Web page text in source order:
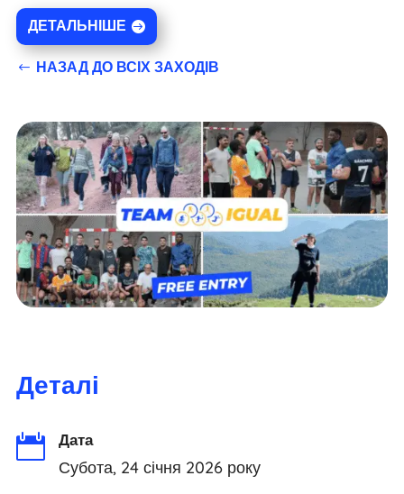
ДЕТАЛЬНІШЕ
НАЗАД ДО ВСІХ ЗАХОДІВ
Деталі

Дата
Субота, 24 січня 2026 року